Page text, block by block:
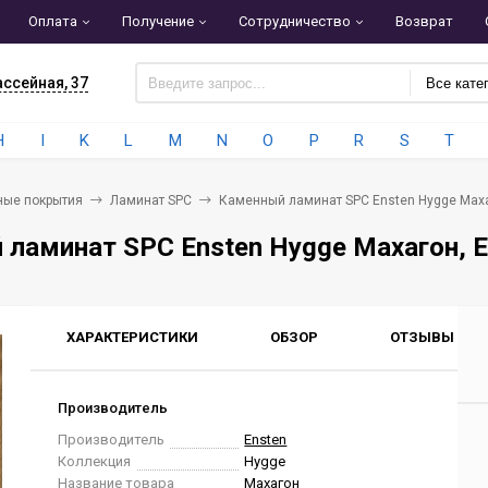
Оплата Получение Сотрудничество Возврат
37 Все
I K L M N O P R S T
покрытия Ламинат SPC Каменный ламинат SPC Ensten Hygge
SPC Ensten Hygge Махагон,
ХАРАКТЕРИСТИКИ ОБЗОР ОТЗЫВЫ
Производитель
Производитель
Ensten
Коллекция
Hygge
Название товара
Махагон